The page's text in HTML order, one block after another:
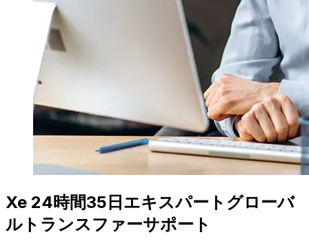
Xe 24時間35日エキスパートグローバ
ルトランスファーサポート